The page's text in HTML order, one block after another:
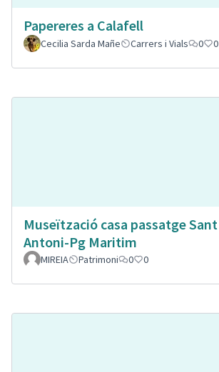
Papereres a Calafell
Cecilia Sarda Mañe
Carrers i Vials 0 0
Museïtzació casa passatge Sant
Antoni-Pg Maritim
MIREIA Patrimoni 0 0